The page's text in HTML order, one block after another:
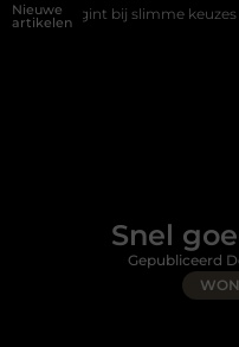
Nieuwe
artikelen
bij slimme keuzes
Snel
Gepubliceerd